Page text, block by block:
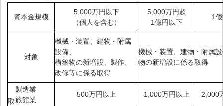
資本金規模
5,000万円以下
（個人を含む）
5,000万円超
1億円以下
1
対象
機械・装置、建物・附属
設備、
構築物の新増設、製作、
改修等に係る取得
機械・装置、建物・附属
物の新増設に係る取得
取
製造業
旅館業
500万円以上 1,000万円以上 2,000